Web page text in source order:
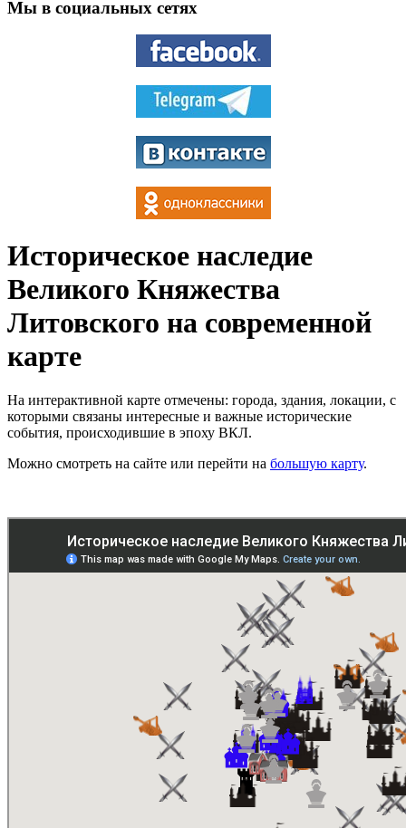
Мы в социальных сетях
Историческое наследие
Великого Княжества
Литовского на современной
карте
На интерактивной карте отмечены: города, здания, локации, с
которыми связаны интересные и важные исторические
события, происходившие в эпоху ВКЛ.
Можно смотреть на сайте или перейти на большую карту.